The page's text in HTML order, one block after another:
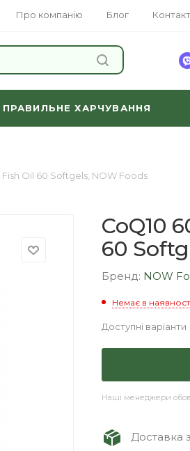
Про компанію Блог
ПРАВИЛЬНЕ ХАРЧУВАННЯ
Oil 60 Softgels, NOW Foods
CoQ10
60
Бренд: NOW
Немає в
Доступні варіанти
Наші менеджери
Доставка